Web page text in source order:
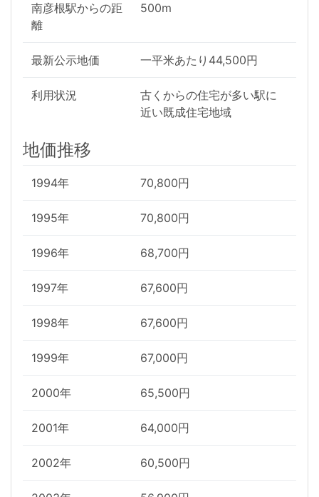
南彦根駅からの距
離
500m
最新公示地価 一平米あたり44,500円
利用状況
古くからの住宅が多い駅に
近い既成住宅地域
地価推移
1994年 70,800円
1995年 70,800円
1996年 68,700円
1997年 67,600円
1998年 67,600円
1999年 67,000円
2000年 65,500円
2001年 64,000円
2002年 60,500円